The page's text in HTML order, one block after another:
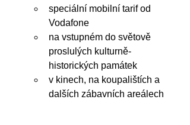
speciální mobilní tarif od
Vodafone
na vstupném do světově
proslulých kulturně-
historických památek
v kinech, na koupalištích a
dalších zábavních areálech